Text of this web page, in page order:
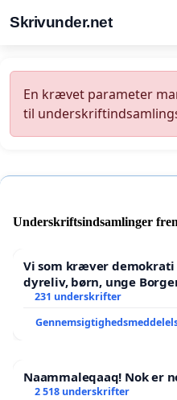
Skrivunder.net
En krævet parameter
til
Underskriftsindsamlinger
Vi som kræver demokrati og
dyreliv, børn, unge
Der er
231 underskrifter
Naammaleqaaq! Nok er
2 518 underskrifter